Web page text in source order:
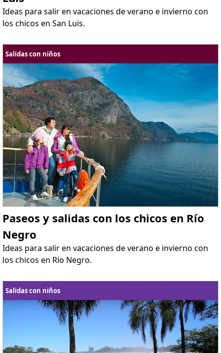
Ideas para salir en vacaciones de verano e invierno con
los chicos en San Luis.
Salidas con niños
Paseos y salidas con los chicos en Río
Negro
Ideas para salir en vacaciones de verano e invierno con
los chicos en Río Negro.
Salidas con niños